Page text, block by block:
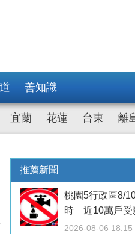
善知識
宜蘭 花蓮 台東 離
推薦新聞
桃園5行政區8/
時 近10萬戶受
2026-08-06 18:15